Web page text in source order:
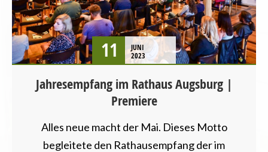
STARTSEITE
TIERSCHUTZ / TIERRECHTE
UMWELT UND KLIMA
VEGANISMUS
VERANSTALTUNGEN
11
JUNI
2023
Jahresempfang im Rathaus Augsburg |
Premiere
Alles neue macht der Mai. Dieses Motto
begleitete den Rathausempfang der im